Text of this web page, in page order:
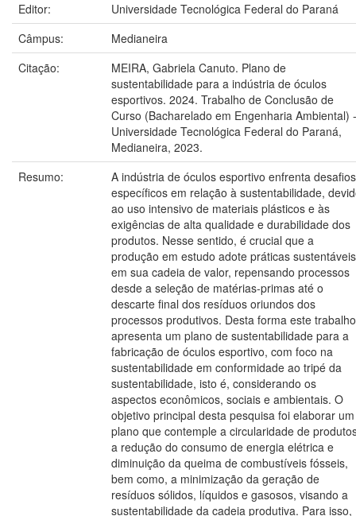
Editor:
Universidade Tecnológica Federal do Paraná
Câmpus:
Medianeira
Citação:
MEIRA, Gabriela Canuto. Plano de
sustentabilidade para a indústria de óculos
esportivos. 2024. Trabalho de Conclusão de
Curso (Bacharelado em Engenharia Ambiental) -
Universidade Tecnológica Federal do Paraná,
Medianeira, 2023.
Resumo:
A indústria de óculos esportivo enfrenta desafios
específicos em relação à sustentabilidade,
ao uso intensivo de materiais plásticos e às
exigências de alta qualidade e durabilidade dos
produtos. Nesse sentido, é crucial que a
produção em estudo adote práticas sustentáveis
em sua cadeia de valor, repensando processos
desde a seleção de matérias-primas até o
descarte final dos resíduos oriundos dos
processos produtivos. Desta forma este trabalho
apresenta um plano de sustentabilidade para a
fabricação de óculos esportivo, com foco na
sustentabilidade em conformidade ao tripé da
sustentabilidade, isto é, considerando os
aspectos econômicos, sociais e ambientais. O
objetivo principal desta pesquisa foi elaborar um
plano que contemple a circularidade de
a redução do consumo de energia elétrica e
diminuição da queima de combustíveis fósseis,
bem como, a minimização da geração de
resíduos sólidos, líquidos e gasosos, visando a
sustentabilidade da cadeia produtiva. Para isso,